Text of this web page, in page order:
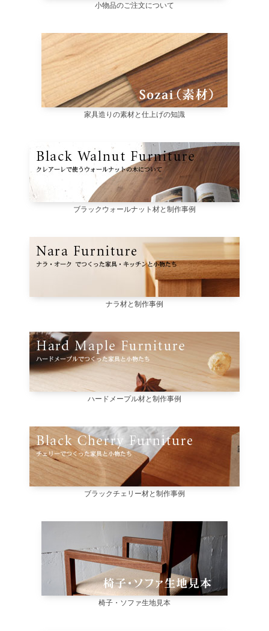
小物品のご注文について
家具造りの素材と仕上げの知識
ブラックウォールナット材と制作事例
ナラ材と制作事例
ハードメープル材と制作事例
ブラックチェリー材と制作事例
椅子・ソファ生地見本